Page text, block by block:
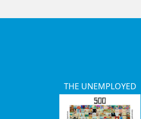
THE UNEMPLOYED